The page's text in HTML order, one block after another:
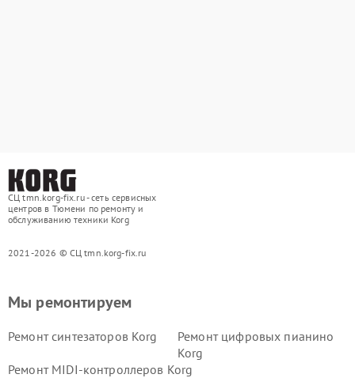
СЦ tmn.korg-fix.ru - сеть сервисных
центров в Тюмени по ремонту и
обслуживанию техники Korg
2021-2026 © СЦ tmn.korg-fix.ru
Мы ремонтируем
Ремонт синтезаторов Korg
Ремонт цифровых пианино
Korg
Ремонт MIDI-контроллеров Korg